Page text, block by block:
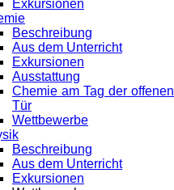
Exkursionen
Beschreibung
Aus dem Unterricht
Exkursionen
Ausstattung
Chemie am Tag der offenen
Tür
Wettbewerbe
Beschreibung
Aus dem Unterricht
Exkursionen